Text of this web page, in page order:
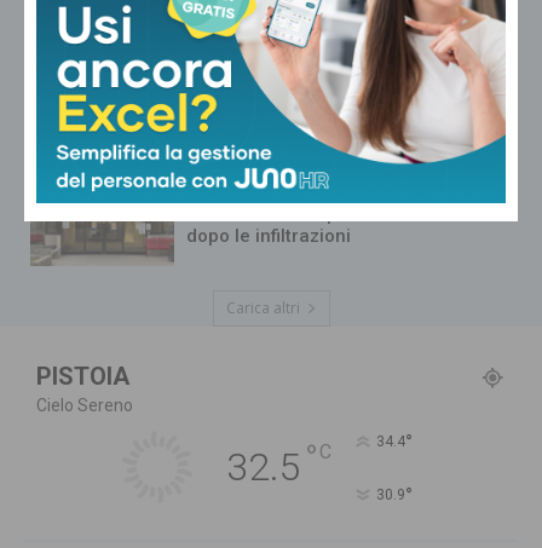
Cronaca
Quasi completate le operazioni di
trasferimento degli ospiti del Cas
dell’ex Hotel Zenith
Riaperto il piazzale del pronto
dopo le infiltrazioni
Carica altri
PISTOIA
Cielo Sereno
32.5 ° C 34.4°
30.9°